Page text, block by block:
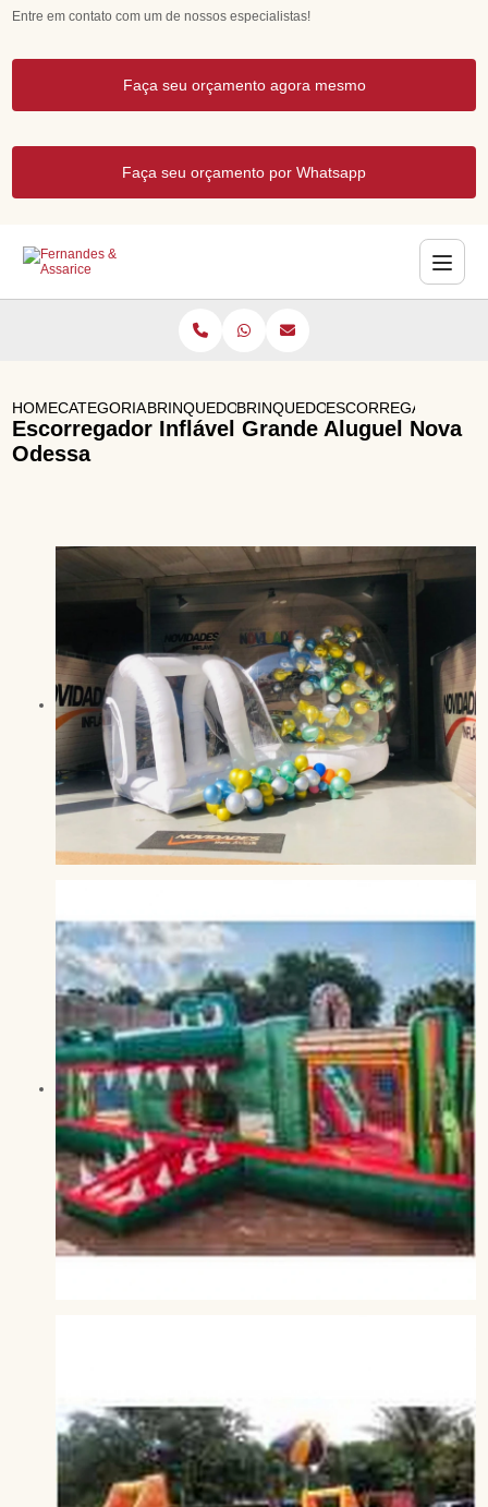
Entre em contato com um de nossos especialistas!
Faça seu orçamento agora mesmo
Faça seu orçamento por Whatsapp
HOMECATEGORIASBRINQUEDOS INFLAVEISBRINQUEDOS INFLAVEIS PARA
ESCORREGADOR
Escorregador Inflável Grande Aluguel Nova
Odessa